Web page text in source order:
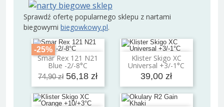
Sprawdź ofertę popularnego sklepu z nartami
biegowymi biegowkowy.pl.
-25%
Smar Rex 121 N21
Blue -2/-8°C
74,90 zł 56,18 zł
Dodaj do koszyka Klister Skigo XC
Universal +3/-1°C
39,00 zł
Dodaj do koszyka